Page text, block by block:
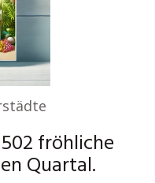
fröhliche
Quartal.